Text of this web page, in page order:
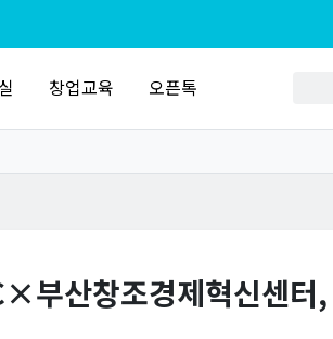
창업교육 오픈톡
부산창조경제혁신센터